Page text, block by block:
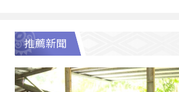
推薦新聞